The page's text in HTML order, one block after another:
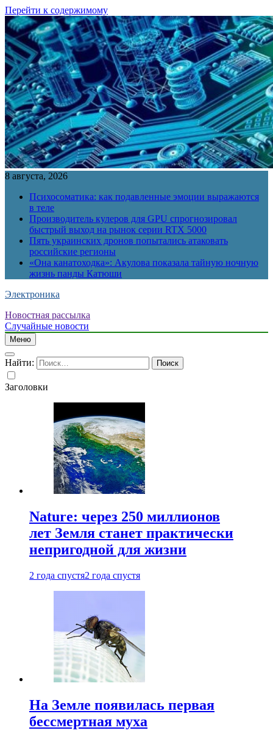
Перейти к содержимому
8 августа, 2026
Психосоматика: как подавленные эмоции выражаются
в теле
Производитель кулеров для GPU спрогнозировал
быстрый выход на рынок серии RTX 5000
Пять украинских дронов попытались атаковать
российские регионы
«Она канатоходка»: Акулова показала тайную ночную
жизнь панды Катюши
Электроника
Новостная рассылка
Случайные новости
Меню
Найти:
Заголовки
Nature: через 250 миллионов
лет Земля станет практически
непригодной для жизни
2 года спустя2 года спустя
На Земле появилась первая
бессмертная муха